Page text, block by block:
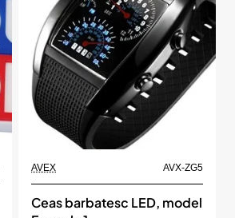
In Stoc
AVEX AVX-ZG5
Ceas barbatesc LED, model